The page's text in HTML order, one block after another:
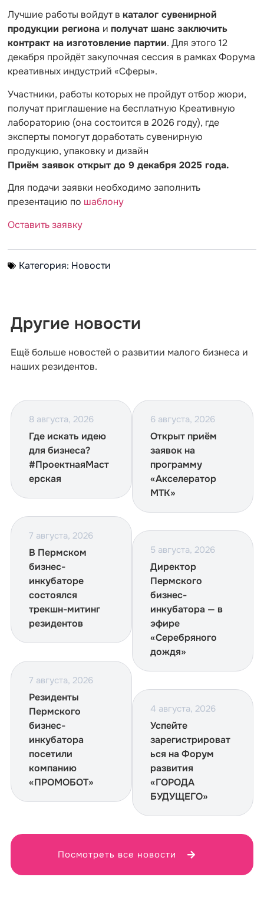
Лучшие работы войдут в каталог сувенирной
продукции региона и получат шанс заключить
контракт на изготовление партии. Для этого 12
декабря пройдёт закупочная сессия в рамках Форума
креативных индустрий «Сферы».
Участники, работы которых не пройдут отбор жюри,
получат приглашение на бесплатную Креативную
лабораторию (она состоится в 2026 году), где
эксперты помогут доработать сувенирную
продукцию, упаковку и дизайн
Приём заявок открыт до 9 декабря 2025 года.
Для подачи заявки необходимо заполнить
презентацию по шаблону
Оставить заявку
Категория: Новости
Другие новости
Ещё больше новостей о развитии малого бизнеса и
наших резидентов.
8 августа, 2026
Где искать идею
для бизнеса?
#ПроектнаяМаст
ерская
7 августа, 2026
В Пермском
бизнес-
инкубаторе
состоялся
трекшн-митинг
резидентов
7 августа, 2026
Резиденты
Пермского
бизнес-
инкубатора
посетили
компанию
«ПРОМОБОТ»
6 августа, 2026
Открыт приём
заявок на
программу
«Акселератор
МТК»
5 августа, 2026
Директор
Пермского
бизнес-
инкубатора — в
эфире
«Серебряного
дождя»
4 августа, 2026
Успейте
зарегистрироват
ься на Форум
развития
«ГОРОДА
БУДУЩЕГО»
Посмотреть все новости